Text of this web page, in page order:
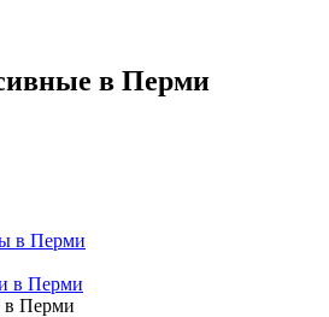
в Перми
в Перми
в Перми
в Перми